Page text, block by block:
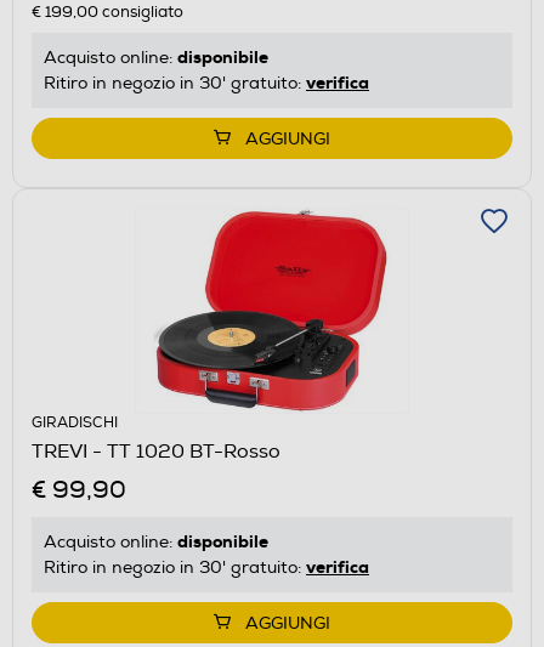
€ 199,00consigliato
Acquisto online: disponibile
Ritiro in negozio in 30' gratuito: verifica
AGGIUNGI
GIRADISCHI
TREVI - TT 1020 BT-Rosso
€ 99,90
Acquisto online: disponibile
Ritiro in negozio in 30' gratuito: verifica
AGGIUNGI